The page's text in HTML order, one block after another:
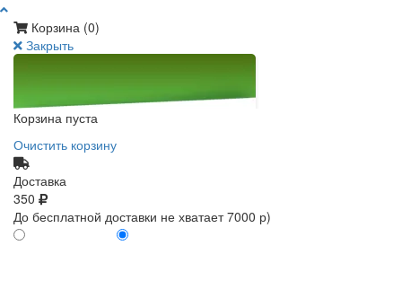
Корзина (0)
Закрыть
Корзина пуста
Очистить корзину
Доставка
350
До бесплатной доставки не хватает 7000 р)